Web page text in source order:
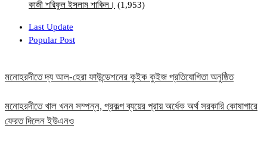
কাজী শরিফুল ইসলাম শাকিল। (1,953)
Last Update
Popular Post
মনোহরদীতে দ্য আল-হেরা ফাউন্ডেশনের কুইক কুইজ প্রতিযোগিতা অনুষ্ঠিত
মনোহরদীতে খাল খনন সম্পন্ন, প্রকল্প ব্যয়ের প্রায় অর্ধেক অর্থ সরকারি কোষাগারে
ফেরত দিলেন ইউএনও